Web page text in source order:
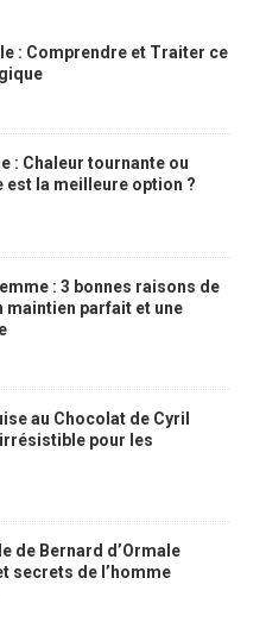
: Comprendre et Traiter ce
: Chaleur tournante ou
la meilleure option ?
: 3 bonnes raisons de
maintien parfait et une
au Chocolat de Cyril
pour les
de Bernard d’Ormale
secrets de l’homme